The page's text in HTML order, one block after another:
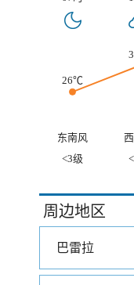
26℃
东南风
<3级
周边地区
巴雷拉